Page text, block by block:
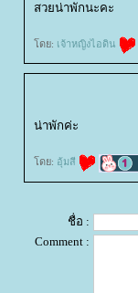
สวยน่าพักนะคะ
ดย: เจ้าหญิงไอดิน
น่าพักค่ะ
ดย: อุ้มสี
ชื่อ :
Comment :